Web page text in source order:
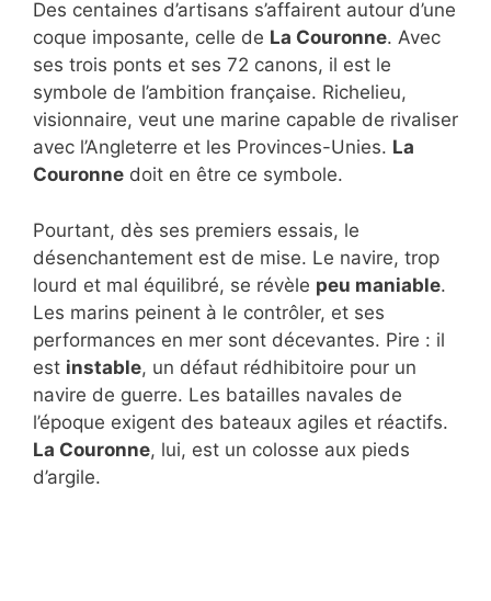
Des centaines d’artisans s’affairent autour d’une
coque imposante, celle de La Couronne. Avec
ses trois ponts et ses 72 canons, il est le
symbole de l’ambition française. Richelieu,
visionnaire, veut une marine capable de rivaliser
avec l’Angleterre et les Provinces-Unies. La
Couronne doit en être ce symbole.
Pourtant, dès ses premiers essais, le
désenchantement est de mise. Le navire, trop
lourd et mal équilibré, se révèle peu maniable.
Les marins peinent à le contrôler, et ses
performances en mer sont décevantes. Pire : il
est instable, un défaut rédhibitoire pour un
navire de guerre. Les batailles navales de
l’époque exigent des bateaux agiles et réactifs.
La Couronne, lui, est un colosse aux pieds
d’argile.